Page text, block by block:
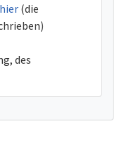
hier (die
des